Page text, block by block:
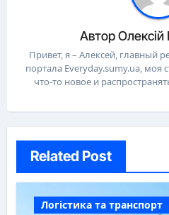
Автор
Привет, я – Алексей, главный
портала Everyday.sumy.ua, моя
что-то новое и
Related Post
Логістика та транспорт